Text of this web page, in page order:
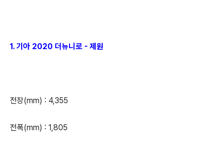
1. 기아 2020 더뉴니로 - 제원
전장(mm) : 4,355
전폭(mm) : 1,805